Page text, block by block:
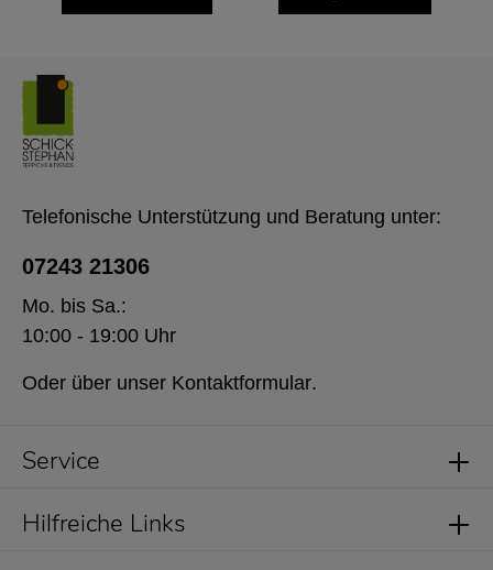
Service
Telefonische Unterstützung und Beratung unter:
07243 21306
Mo. bis Sa.:
10:00 - 19:00 Uhr
Oder über unser Kontaktformular.
Hilfreiche Links